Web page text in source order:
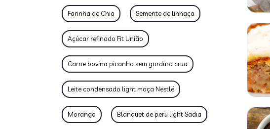
Farinha de Chia Semente de linhaça
Açúcar refinado Fit União
Carne bovina picanha sem gordura crua
Leite condensado light moça Nestlé
Morango Blanquet de peru light Sadia